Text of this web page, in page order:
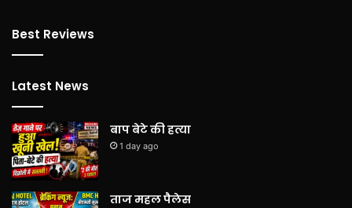
Best Reviews
Latest News
बाप बेटे की हत्या
1 day ago
ताज महल पैलेस